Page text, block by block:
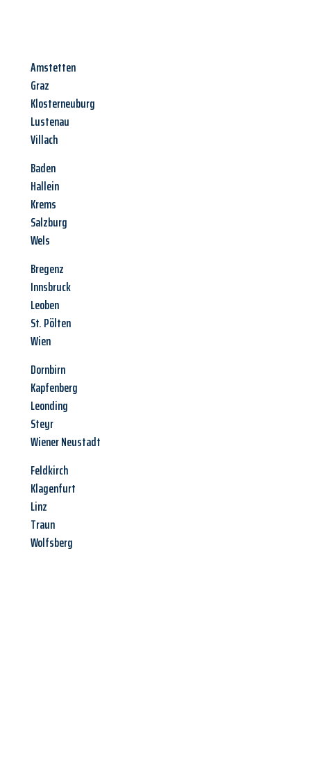
Amstetten
Graz
Klosterneuburg
Lustenau
Villach
Baden
Hallein
Krems
Salzburg
Wels
Bregenz
Innsbruck
Leoben
St. Pölten
Wien
Dornbirn
Kapfenberg
Leonding
Steyr
Wiener Neustadt
Feldkirch
Klagenfurt
Linz
Traun
Wolfsberg